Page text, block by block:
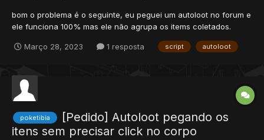
bom o problema é o seguinte, eu peguei um autoloot no forum e
ele funciona 100% mas ele não agrupa os items coletados.
gostaria de uma ajuda nesse problema! quem poder ajudar já
agradeço! ❤️ este é o script responsavel pela coleta! AutoLoot =
Março 28, 2023 1 resposta script autoloot
poketibia
[Pedido] Autoloot pegando os
itens sem precisar click no corpo